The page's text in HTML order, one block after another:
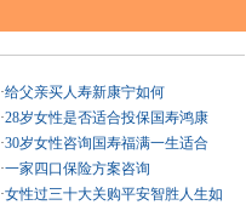
·给父亲买人寿新康宁如何
·28岁女性是否适合投保国寿鸿康
·30岁女性咨询国寿福满一生适合
·一家四口保险方案咨询
·女性过三十大关购平安智胜人生如